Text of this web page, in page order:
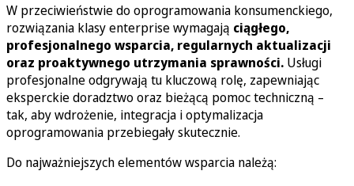
W przeciwieństwie do oprogramowania konsumenckiego,
rozwiązania klasy enterprise wymagają ciągłego,
profesjonalnego wsparcia, regularnych aktualizacji
oraz proaktywnego utrzymania sprawności. Usługi
profesjonalne odgrywają tu kluczową rolę, zapewniając
eksperckie doradztwo oraz bieżącą pomoc techniczną –
tak, aby wdrożenie, integracja i optymalizacja
oprogramowania przebiegały skutecznie.
Do najważniejszych elementów wsparcia należą: